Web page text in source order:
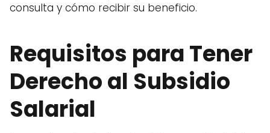
consulta y cómo recibir su beneficio.
Requisitos para Tener
Derecho al Subsidio
Salarial